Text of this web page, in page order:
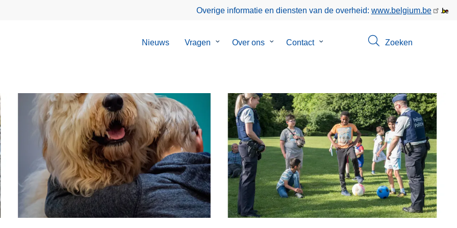
Overige informatie en diensten van de overheid: www.belgium.be
Nieuws Vragen
SubmenuOver ons
Submenu
Contact
Submenu
Zoeken